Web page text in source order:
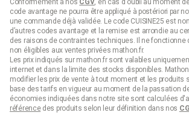
code avantage ne pourra être appliqué à postériori par
une commande déjà validée. Le code CUISINE25 est
d’autres codes avantage et la remise est arrondie au
des raisons de contraintes techniques. Il ne fonctionne
non éligibles aux ventes privées mathon.fr.
Les prix indiqués sur mathon.fr sont valables
internet et dans la limite des stocks disponibles.
modifier les prix de vente à tout moment et les produits
base des tarifs en vigueur au moment de la passation
économies indiquées dans notre site sont calculées
référencedes produits selon leur définition dans nos